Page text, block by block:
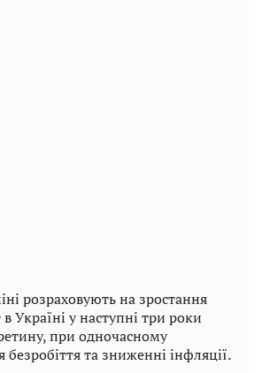
розраховують на зростання
Україні у наступні три роки
при одночасному
та зниженні інфляції.